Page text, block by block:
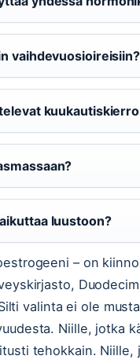
vaihdevuosioireisiin?
luustoon?
– on
valinta ei ole
Niille, jotka
tehokkain. Niille,